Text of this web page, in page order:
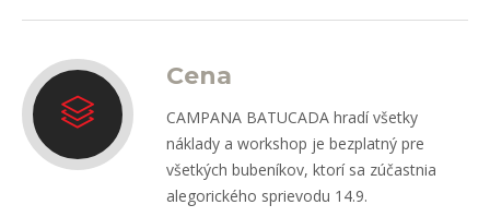
Cena
CAMPANA BATUCADA hradí všetky
náklady a workshop je bezplatný pre
všetkých bubeníkov, ktorí sa zúčastnia
alegorického sprievodu 14.9.